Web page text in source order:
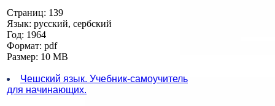
Страниц: 139
Язык: русский, сербский
Год: 1964
Формат: pdf
Размер: 10 MB
Чешский язык. Учебник-самоучитель
для начинающих.